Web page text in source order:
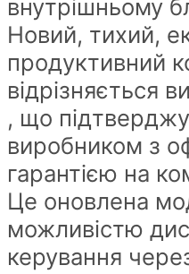
внутрішньому
Новий, тихий,
продуктивний
відрізняється
, що
виробником з
гарантією на
Це оновлена
можливістю
керування